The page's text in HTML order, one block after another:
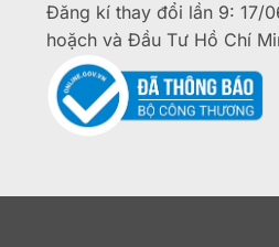
Đăng kí thay đổi lần 9: 17/
hoặch và Đầu Tư Hồ Chí